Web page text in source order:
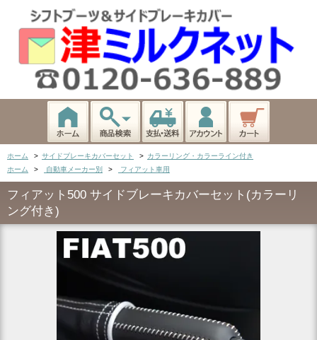
ホーム > サイドブレーキカバーセット > カラーリング・カラーライン付き
ホーム
> 自動車メーカー別 > フィアット車用
フィアット500 サイドブレーキカバーセット(カラーリ
ング付き)